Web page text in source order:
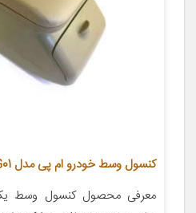
کنسول وسط خودرو ام پی مدل PG01 مناسب برای پژو پارس
معرفی محصول کنسول وسط یکی